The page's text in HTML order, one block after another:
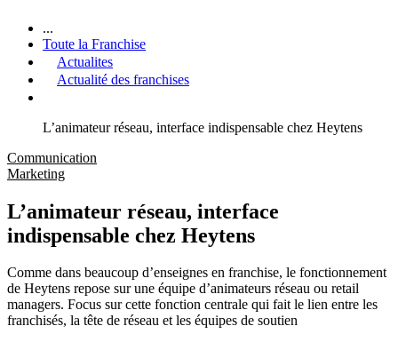
...
Toute la Franchise
Actualites
Actualité des franchises
L’animateur réseau, interface indispensable chez Heytens
Communication
Marketing
L’animateur réseau, interface
indispensable chez Heytens
Comme dans beaucoup d’enseignes en franchise, le fonctionnement
de Heytens repose sur une équipe d’animateurs réseau ou retail
managers. Focus sur cette fonction centrale qui fait le lien entre les
franchisés, la tête de réseau et les équipes de soutien